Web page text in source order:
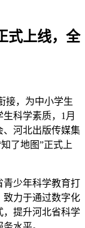
式上线，全
，为中小学生
科学素质，1月
、河北出版传媒集
了地图”正式上
少年科学教育打
致力于通过数字化
，提升河北省科学